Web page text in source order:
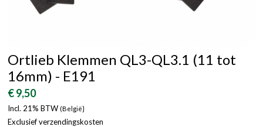
Ortlieb Klemmen QL3-QL3.1 (11 tot
16mm) - E191
€ 9,50
Incl. 21% BTW (België}
Exclusief verzendingskosten